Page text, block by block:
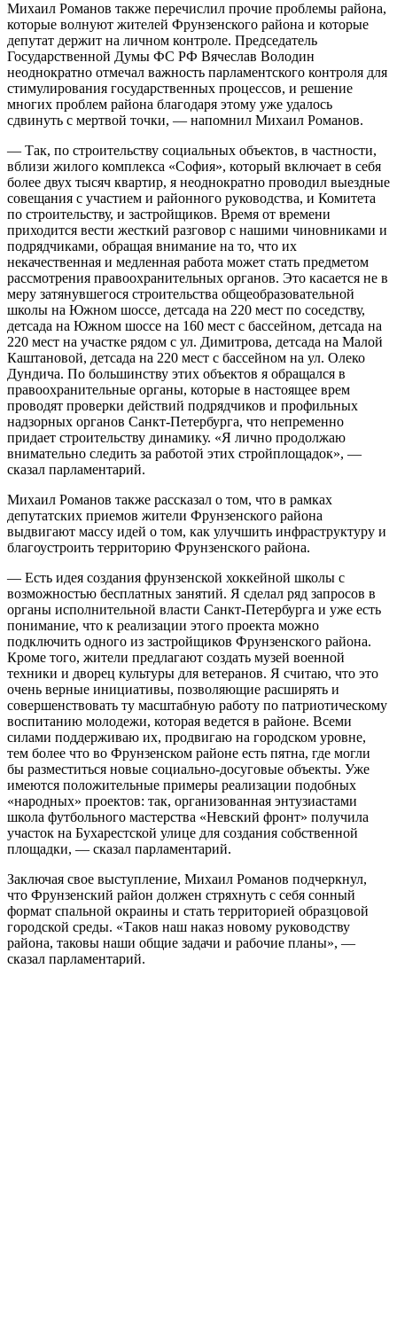
Михаил Романов также перечислил прочие проблемы района,
которые волнуют жителей Фрунзенского района и которые
депутат держит на личном контроле. Председатель
Государственной Думы ФС РФ Вячеслав Володин
неоднократно отмечал важность парламентского контроля для
стимулирования государственных процессов, и решение
многих проблем района благодаря этому уже удалось
сдвинуть с мертвой точки, — напомнил Михаил Романов.
— Так, по строительству социальных объектов, в частности,
вблизи жилого комплекса «София», который включает в себя
более двух тысяч квартир, я неоднократно проводил выездные
совещания с участием и районного руководства, и Комитета
по строительству, и застройщиков. Время от времени
приходится вести жесткий разговор с нашими чиновниками и
подрядчиками, обращая внимание на то, что их
некачественная и медленная работа может стать предметом
рассмотрения правоохранительных органов. Это касается не в
меру затянувшегося строительства общеобразовательной
школы на Южном шоссе, детсада на 220 мест по соседству,
детсада на Южном шоссе на 160 мест с бассейном, детсада на
220 мест на участке рядом с ул. Димитрова, детсада на Малой
Каштановой, детсада на 220 мест с бассейном на ул. Олеко
Дундича. По большинству этих объектов я обращался в
правоохранительные органы, которые в настоящее врем
проводят проверки действий подрядчиков и профильных
надзорных органов Санкт-Петербурга, что непременно
придает строительству динамику. «Я лично продолжаю
внимательно следить за работой этих стройплощадок», —
сказал парламентарий.
Михаил Романов также рассказал о том, что в рамках
депутатских приемов жители Фрунзенского района
выдвигают массу идей о том, как улучшить инфраструктуру и
благоустроить территорию Фрунзенского района.
— Есть идея создания фрунзенской хоккейной школы с
возможностью бесплатных занятий. Я сделал ряд запросов в
органы исполнительной власти Санкт-Петербурга и уже есть
понимание, что к реализации этого проекта можно
подключить одного из застройщиков Фрунзенского района.
Кроме того, жители предлагают создать музей военной
техники и дворец культуры для ветеранов. Я считаю, что это
очень верные инициативы, позволяющие расширять и
совершенствовать ту масштабную работу по патриотическому
воспитанию молодежи, которая ведется в районе. Всеми
силами поддерживаю их, продвигаю на городском уровне,
тем более что во Фрунзенском районе есть пятна, где могли
бы разместиться новые социально-досуговые объекты. Уже
имеются положительные примеры реализации подобных
«народных» проектов: так, организованная энтузиастами
школа футбольного мастерства «Невский фронт» получила
участок на Бухарестской улице для создания собственной
площадки, — сказал парламентарий.
Заключая свое выступление, Михаил Романов подчеркнул,
что Фрунзенский район должен стряхнуть с себя сонный
формат спальной окраины и стать территорией образцовой
городской среды. «Таков наш наказ новому руководству
района, таковы наши общие задачи и рабочие планы», —
сказал парламентарий.